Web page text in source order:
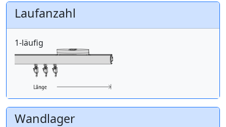
Laufanzahl
1-läufig
Wandlager